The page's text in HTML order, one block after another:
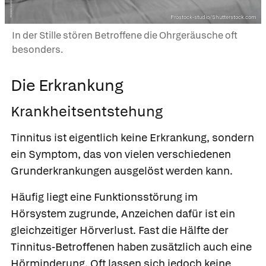
Prostock-studio/Shutterstock.com
In der Stille stören Betroffene die Ohrgeräusche oft
besonders.
Die Erkrankung
Krankheitsentstehung
Tinnitus ist eigentlich keine Erkrankung, sondern
ein Symptom, das von vielen verschiedenen
Grunderkrankungen ausgelöst werden kann.
Häufig liegt eine Funktionsstörung im
Hörsystem zugrunde, Anzeichen dafür ist ein
gleichzeitiger Hörverlust. Fast die Hälfte der
Tinnitus-Betroffenen haben zusätzlich auch eine
Hörminderung. Oft lassen sich jedoch keine